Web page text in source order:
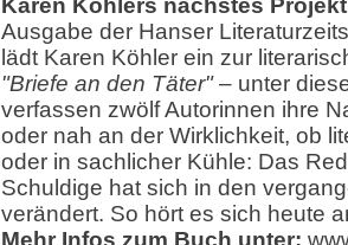
Karen Köhlers nächstes
Ausgabe der Hanser
lädt Karen Köhler ein zur
"Briefe an den Täter"– unter
verfassen zwölf Autorinnen ihre
oder nah an der Wirklichkeit, ob
oder in sachlicher Kühle: Das
Schuldige hat sich in den
verändert. So hört es sich heute